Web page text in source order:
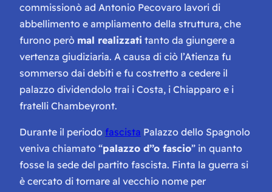
commissionò ad Antonio Pecovaro lavori di
abbellimento e ampliamento della struttura, che
furono però mal realizzati tanto da giungere a
vertenza giudiziaria. A causa di ciò l’Atienza fu
sommerso dai debiti e fu costretto a cedere il
palazzo dividendolo trai i Costa, i Chiapparo e i
fratelli Chambeyront.
Durante il periodo fascista Palazzo dello Spagnolo
veniva chiamato “palazzo d’’o fascio” in quanto
fosse la sede del partito fascista. Finta la guerra si
è cercato di tornare al vecchio nome per